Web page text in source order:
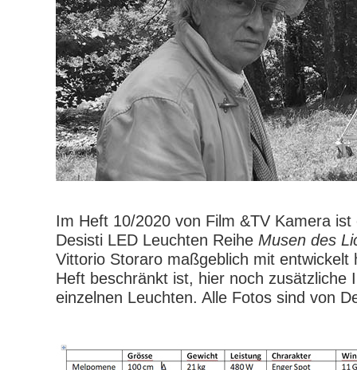
Im Heft 10/2020 von Film &TV Kamera ist
Desisti LED Leuchten Reihe Musen des
Vittorio Storaro maßgeblich mit entwickelt
Heft beschränkt ist, hier noch zusätzliche
einzelnen Leuchten. Alle Fotos sind von